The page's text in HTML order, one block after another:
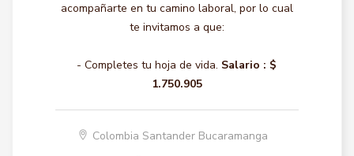
acompañarte en tu camino laboral, por lo cual
te invitamos a que:
- Completes tu hoja de vida. Salario : $
1.750.905
Colombia Santander Bucaramanga